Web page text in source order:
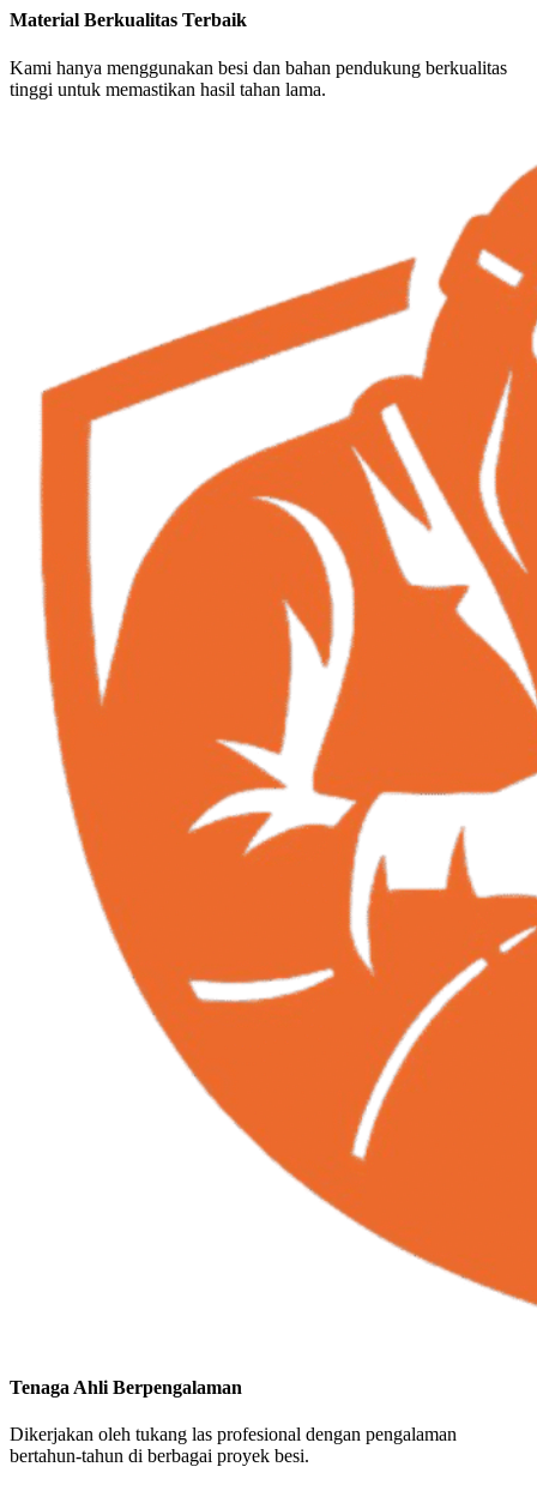
Material Berkualitas Terbaik
Kami hanya menggunakan besi dan bahan pendukung berkualitas
tinggi untuk memastikan hasil tahan lama.
Tenaga Ahli Berpengalaman
Dikerjakan oleh tukang las profesional dengan pengalaman
bertahun-tahun di berbagai proyek besi.